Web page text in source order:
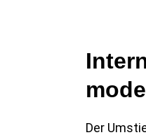
Der